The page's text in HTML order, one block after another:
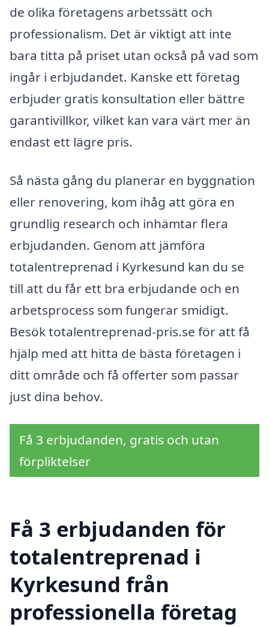
de olika företagens arbetssätt och
professionalism. Det är viktigt att inte
bara titta på priset utan också på vad som
ingår i erbjudandet. Kanske ett företag
erbjuder gratis konsultation eller bättre
garantivillkor, vilket kan vara värt mer än
endast ett lägre pris.
Så nästa gång du planerar en byggnation
eller renovering, kom ihåg att göra en
grundlig research och inhämtar flera
erbjudanden. Genom att jämföra
totalentreprenad i Kyrkesund kan du se
till att du får ett bra erbjudande och en
arbetsprocess som fungerar smidigt.
Besök totalentreprenad-pris.se för att få
hjälp med att hitta de bästa företagen i
ditt område och få offerter som passar
just dina behov.
Få 3 erbjudanden, gratis och utan
förpliktelser
Få 3 erbjudanden för
totalentreprenad i
Kyrkesund från
professionella företag